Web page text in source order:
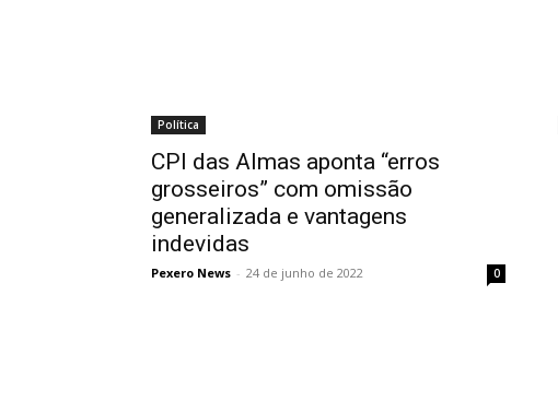
Política
CPI das Almas aponta “erros
grosseiros” com omissão
generalizada e vantagens
indevidas
Pexero News - 24 de junho de 2022 0